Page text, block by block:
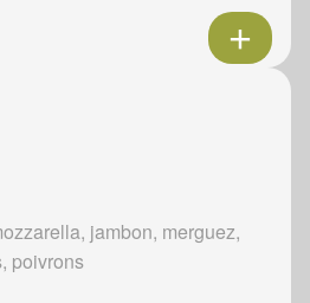
jambon, merguez,
poivrons